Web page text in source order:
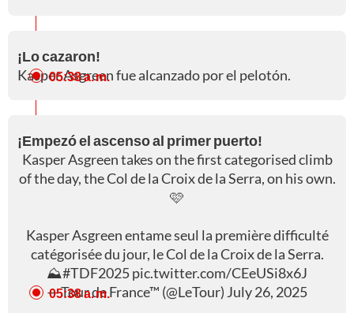
¡Lo cazaron!
Kasper Asgreen fue alcanzado por el pelotón.
05:38 a. m.
¡Empezó el ascenso al primer puerto!
Kasper Asgreen takes on the first categorised climb
of the day, the Col de la Croix de la Serra, on his own.
🩷
Kasper Asgreen entame seul la première difficulté
catégorisée du jour, le Col de la Croix de la Serra.
⛰️#TDF2025pic.twitter.com/CEeUSi8x6J
— Tour de France™ (@LeTour) July 26, 2025
05:38 a. m.